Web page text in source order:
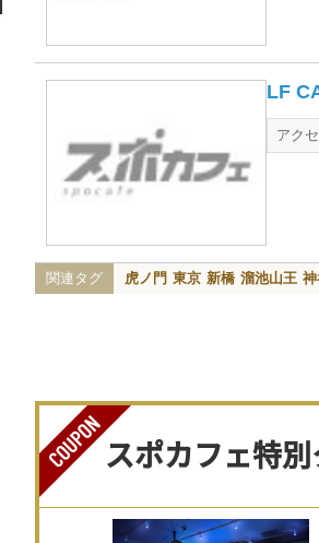
LF
アク
関連タグ 虎ノ門 東京 新橋 溜池山王
スポカフェ特